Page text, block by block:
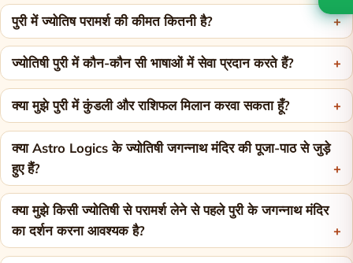
पुरी में ज्योतिष परामर्श की कीमत कितनी है?
ज्योतिषी पुरी में कौन-कौन सी भाषाओं में सेवा प्रदान करते हैं?
क्या मुझे पुरी में कुंडली और राशिफल मिलान करवा सकता हूँ?
क्या Astro Logics के ज्योतिषी जगन्नाथ मंदिर की पूजा-पाठ से जुड़े
हुए हैं?
क्या मुझे किसी ज्योतिषी से परामर्श लेने से पहले पुरी के जगन्नाथ मंदिर
का दर्शन करना आवश्यक है?